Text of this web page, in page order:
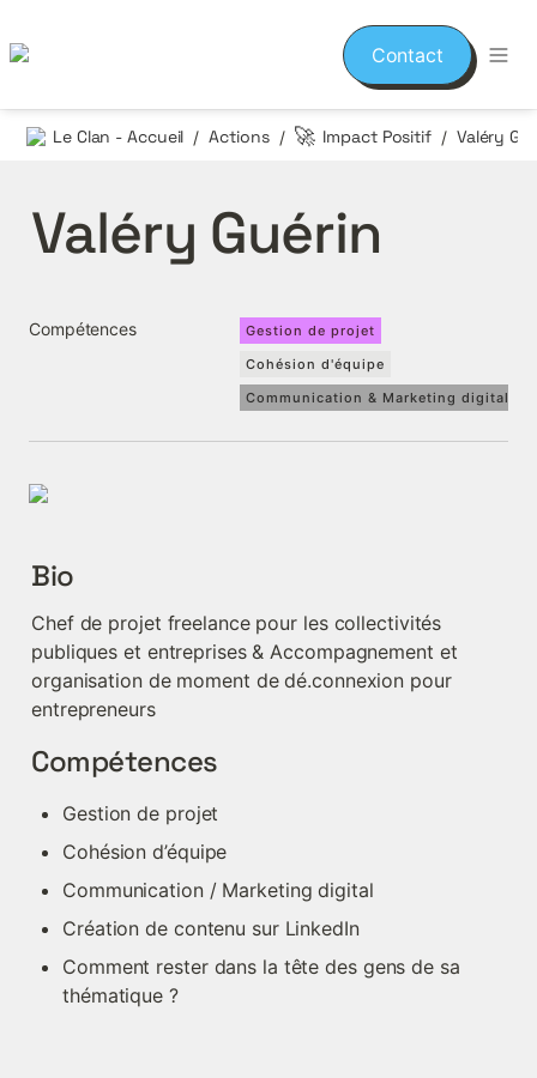
Contact
Le Clan - Accueil / Actions / 🚀 Impact Positif / Valéry
Valéry Guérin
Compétences
Gestion de projet
Cohésion d'équipe
Communication & Marketing digital
Bio
Chef de projet freelance pour les collectivités
publiques et entreprises & Accompagnement et
organisation de moment de dé.connexion pour
entrepreneurs
Compétences
Gestion de projet
Cohésion d’équipe
Communication / Marketing digital
Création de contenu sur LinkedIn
Comment rester dans la tête des gens de sa
thématique ?